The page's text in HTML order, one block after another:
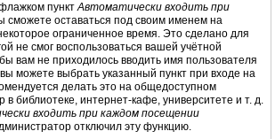
пунктАвтоматически входить при
сможете оставаться под своим именем на
ограниченное время. Это сделано для
не смог воспользоваться вашей учётной
вам не приходилось вводить имя пользователя
можете выбрать указанный пункт при входе на
делать это на общедоступном
библиотеке, интернет-кафе, университете и т. д.
входить при каждом посещении
отключил эту функцию.